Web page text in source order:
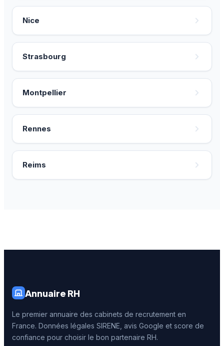
Nice
Strasbourg
Montpellier
Rennes
Reims
Annuaire RH
Le premier annuaire des cabinets de recrutement en
France. Données légales SIRENE, avis Google et score de
confiance pour choisir le bon partenaire RH.